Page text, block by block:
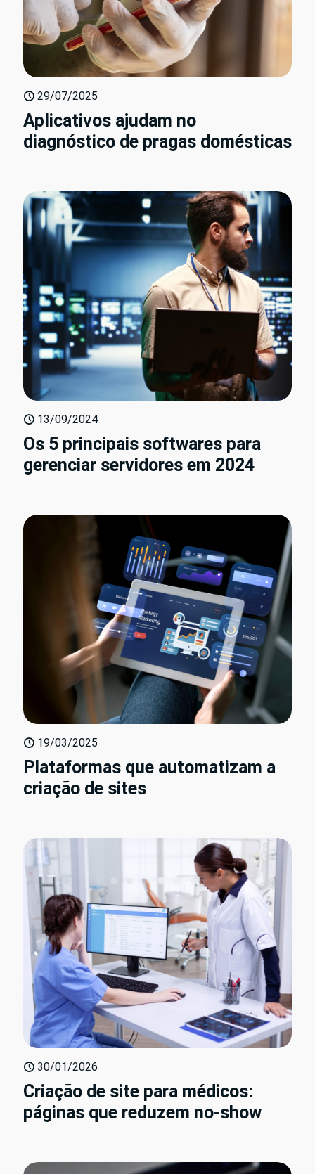
29/07/2025
Aplicativos ajudam no
diagnóstico de pragas domésticas
13/09/2024
Os 5 principais softwares para
gerenciar servidores em 2024
19/03/2025
Plataformas que automatizam a
criação de sites
30/01/2026
Criação de site para médicos:
páginas que reduzem no-show